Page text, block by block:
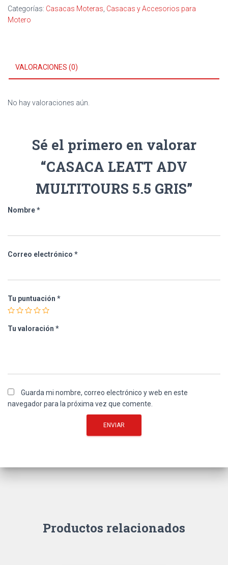
Categorías: Casacas Moteras, Casacas y Accesorios para
Motero
VALORACIONES (0)
No hay valoraciones aún.
Sé el primero en valorar
“CASACA LEATT ADV
MULTITOURS 5.5 GRIS”
Nombre*
Correo electrónico *
Tu puntuación *
Tu valoración *
Guarda mi nombre, correo electrónico y web en este
navegador para la próxima vez que comente.
Productos relacionados